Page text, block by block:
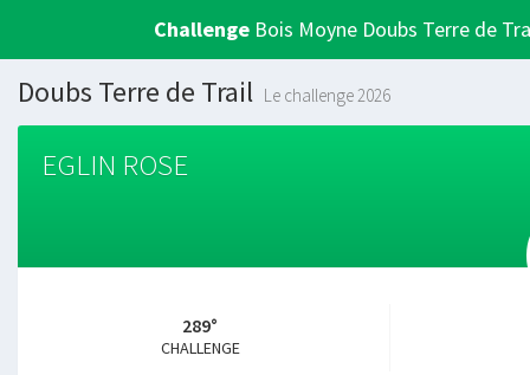
Challenge Bois Moyne Doubs Terre de
Doubs Terre de Trail Le challenge 2026
EGLIN ROSE
289°
CHALLENGE